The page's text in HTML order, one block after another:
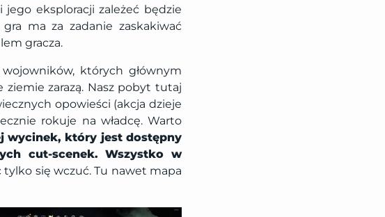
jego eksploracji zależeć będzie
ma za zadanie zaskakiwać
gracza.
których głównym
zarazą. Nasz pobyt tutaj
opowieści (akcja dzieje
rokuje na władcę. Warto
wycinek, który jest dostępny
cut-scenek. Wszystko w
tylko się wczuć. Tu nawet mapa